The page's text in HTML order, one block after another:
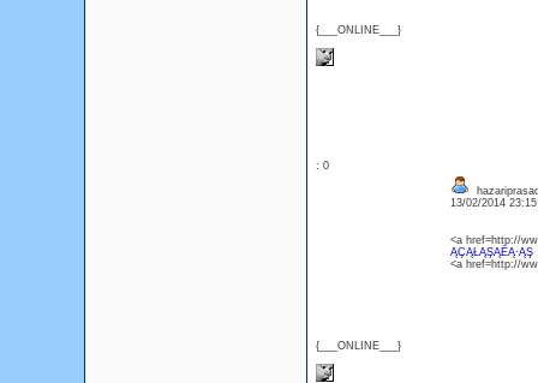
{___ONLINE___}
: 0
{___ONLINE___}
13/02/2014
<a href=http://
ĄÇĄŁĄŞĄËĄ·ĄŞ
<a href=http://